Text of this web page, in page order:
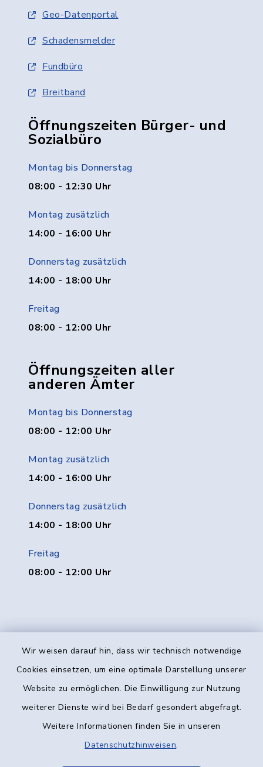
Wir weisen darauf hin, dass wir technisch notwendige
Cookies einsetzen, um eine optimale Darstellung unserer
Website zu ermöglichen. Die Einwilligung zur Nutzung
weiterer Dienste wird bei Bedarf gesondert abgefragt.
Weitere Informationen finden Sie in unseren
Datenschutzhinweisen.
Geo-Datenportal
Schadensmelder
Fundbüro
Breitband
Öffnungszeiten Bürger- und
Sozialbüro
Montag bis Donnerstag
08:00 - 12:30 Uhr
Montag zusätzlich
14:00 - 16:00 Uhr
Donnerstag zusätzlich
14:00 - 18:00 Uhr
Freitag
08:00 - 12:00 Uhr
Öffnungszeiten aller
anderen Ämter
Montag bis Donnerstag
08:00 - 12:00 Uhr
Montag zusätzlich
14:00 - 16:00 Uhr
Donnerstag zusätzlich
14:00 - 18:00 Uhr
Freitag
08:00 - 12:00 Uhr
Kontakt
Datenschutz